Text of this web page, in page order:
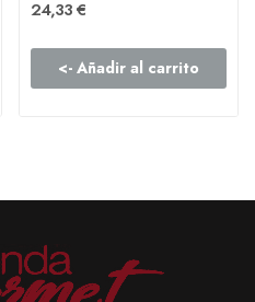
24,33 €
<- Añadir al carrito